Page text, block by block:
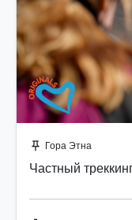
push_pin Гора Этна
Частный